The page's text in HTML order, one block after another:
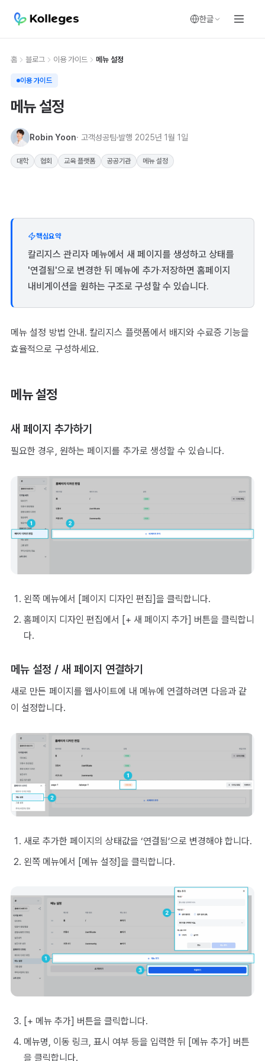
한글
홈 블로그 이용 가이드 메뉴 설정
이용 가이드
메뉴 설정
Robin Yoon· 고객성공팀 발행 2025년 1월 1일
대학 협회 교육 플랫폼 공공기관 메뉴 설정
핵심요약
칼리지스 관리자 메뉴에서 새 페이지를 생성하고 상태를
'연결됨'으로 변경한 뒤 메뉴에 추가·저장하면 홈페이지
내비게이션을 원하는 구조로 구성할 수 있습니다.
메뉴 설정 방법 안내. 칼리지스 플랫폼에서 배지와 수료증 기능을
효율적으로 구성하세요.
메뉴 설정
새 페이지 추가하기
필요한 경우, 원하는 페이지를 추가로 생성할 수 있습니다.
왼쪽 메뉴에서 [페이지 디자인 편집]을 클릭합니다.
홈페이지 디자인 편집에서 [+ 새 페이지 추가] 버튼을 클릭합니
다.
메뉴 설정 / 새 페이지 연결하기
새로 만든 페이지를 웹사이트에 내 메뉴에 연결하려면 다음과 같
이 설정합니다.
새로 추가한 페이지의 상태값을 ‘연결됨’으로 변경해야 합니다.
왼쪽 메뉴에서 [메뉴 설정]을 클릭합니다.
[+ 메뉴 추가] 버튼을 클릭합니다.
메뉴명, 이동 링크, 표시 여부 등을 입력한 뒤 [메뉴 추가] 버튼
을 클릭합니다.